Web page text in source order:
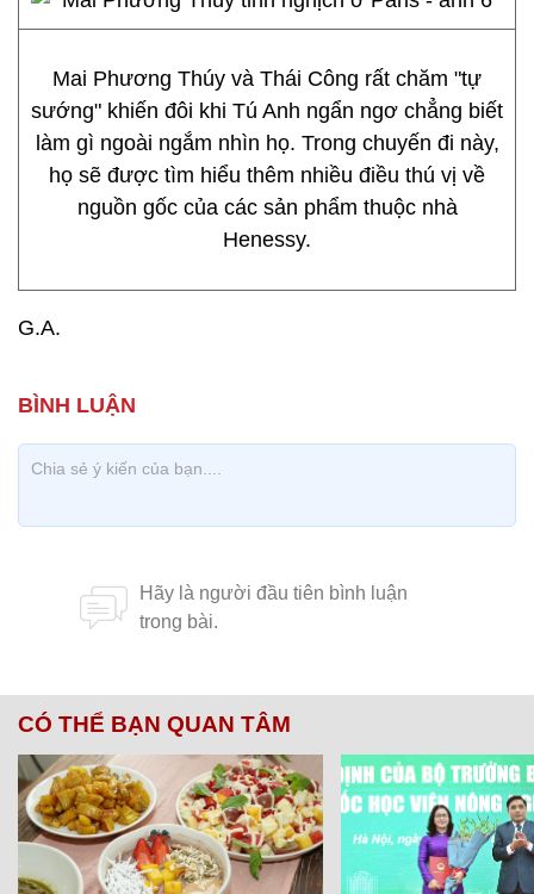
Mai Phương Thúy và Thái Công rất chăm "tự
sướng" khiến đôi khi Tú Anh ngẩn ngơ chẳng biết
làm gì ngoài ngắm nhìn họ. Trong chuyến đi này,
họ sẽ được tìm hiểu thêm nhiều điều thú vị về
nguồn gốc của các sản phẩm thuộc nhà
Henessy.
G.A.
CÓ THỂ BẠN QUAN TÂM